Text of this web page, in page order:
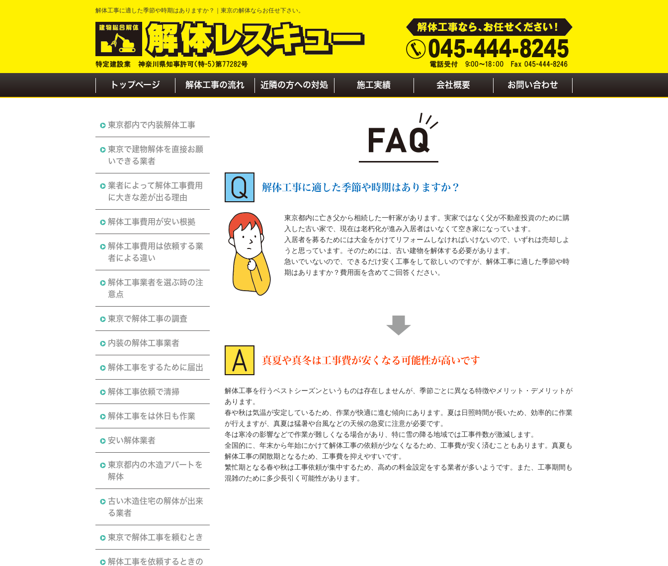
解体工事に適した季節や時期はありますか？｜東京の解体ならお任せ下さい。
トップページ 解体工事の流れ 近隣の方への対処 施工実績 会社概要 お問い合わせ
東京都内で内装解体工事
東京で建物解体を直接お願
いできる業者
業者によって解体工事費用
に大きな差が出る理由
解体工事費用が安い根拠
解体工事費用は依頼する業
者による違い
解体工事業者を選ぶ時の注
意点
東京で解体工事の調査
内装の解体工事業者
解体工事をするために届出
解体工事依頼で清掃
解体工事をは休日も作業
安い解体業者
東京都内の木造アパートを
解体
古い木造住宅の解体が出来
る業者
東京で解体工事を頼むとき
解体工事を依頼するときの
解体工事に適した季節や時期はありますか？
東京都内に亡き父から相続した一軒家があります。実家ではなく父が不動産投資のために購
入した古い家で、現在は老朽化が進み入居者はいなくて空き家になっています。
入居者を募るためには大金をかけてリフォームしなければいけないので、いずれは売却しよ
うと思っています。そのためには、古い建物を解体する必要があります。
急いでいないので、できるだけ安く工事をして欲しいのですが、解体工事に適した季節や時
期はありますか？費用面を含めてご回答ください。
真夏や真冬は工事費が安くなる可能性が高いです
解体工事を行うベストシーズンというものは存在しませんが、季節ごとに異なる特徴やメリット・デメリットが
あります。
春や秋は気温が安定しているため、作業が快適に進む傾向にあります。夏は日照時間が長いため、効率的に作業
が行えますが、真夏は猛暑や台風などの天候の急変に注意が必要です。
冬は寒冷の影響などで作業が難しくなる場合があり、特に雪の降る地域では工事件数が激減します。
全国的に、年末から年始にかけて解体工事の依頼が少なくなるため、工事費が安く済むこともあります。真夏も
解体工事の閑散期となるため、工事費を抑えやすいです。
繁忙期となる春や秋は工事依頼が集中するため、高めの料金設定をする業者が多いようです。また、工事期間も
混雑のために多少長引く可能性があります。